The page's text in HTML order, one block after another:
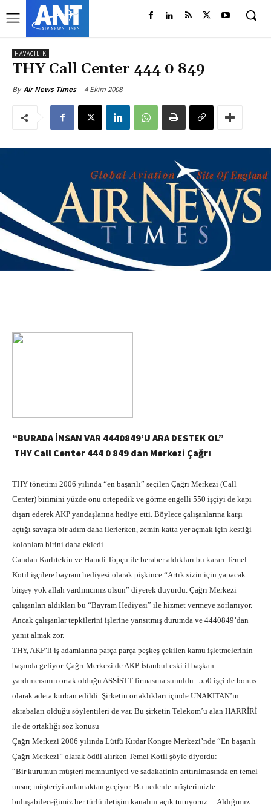
HAVACILIK
THY Call Center 444 0 849
By Air News Times 4 Ekim 2008
“BURADA İNSAN VAR 4440849’U ARA DESTEK OL”
THY Call Center 444 0 849 dan Merkezi Çağrı
THY tönetimi 2006 yılında “en başarılı” seçilen Çağrı Merkezi (Call
Center) birimini yüzde onu ortepedik ve görme engelli 550 işçiyi de kapı
dışarı ederek AKP yandaşlarına hediye etti. Böylece çalışanlarına karşı
açtığı savaşta bir adım daha ilerlerken, zemin katta yer açmak için kestiği
kolonlara birini daha ekledi.
Candan Karlıtekin ve Hamdi Topçu ile beraber aldıkları bu kararı Temel
Kotil işçilere bayram hediyesi olarak pişkince “Artık sizin için yapacak
birşey yok allah yardımcınız olsun” diyerek duyurdu. Çağrı Merkezi
çalışanları aldıkları bu “Bayram Hediyesi” ile hizmet vermeye zorlanıyor.
Ancak çalışanlar tepkilerini işlerine yansıtmış durumda ve 4440849’dan
yanıt almak zor.
THY, AKP’li iş adamlarına parça parça peşkeş çekilen kamu işletmelerinin
başında geliyor. Çağrı Merkezi de AKP İstanbul eski il başkan
yardımcısının ortak olduğu ASSİSTT firmasına sunuldu . 550 işçi de bonus
olarak adeta kurban edildi. Şirketin ortaklıkları içinde UNAKITAN’ın
akrabaları olduğu söylentileri de var. Bu şirketin Telekom’u alan HARRİRİ
ile de ortaklığı söz konusu
Çağrı Merkezi 2006 yılında Lütfü Kırdar Kongre Merkezi’nde “En başarılı
Çağrı Merkezi” olarak ödül alırken Temel Kotil şöyle diyordu:
“Bir kurumun müşteri memnuniyeti ve sadakatinin arttırılmasında en temel
unsur, müşteriyi anlamaktan geçiyor. Bu nedenle müşterimizle
buluşabileceğimiz her türlü iletişim kanalını açık tutuyoruz… Aldığımız